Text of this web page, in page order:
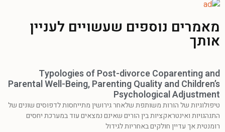
מאמרים נוספים שעשויים לעניין
אותך
Typologies of Post-divorce Coparenting and
Parental Well-Being, Parenting Quality and Children’s
Psychological Adjustment
טיפולוגיות של הורות משותפת שלאחר גירושין מתייחסות לדפוסים שונים של
התנהגויות ואינטראקציות בין הורים שאינם נמצאים עוד במערכת יחסים
רומנטית אך עדיין חולקים באחריות לגידול